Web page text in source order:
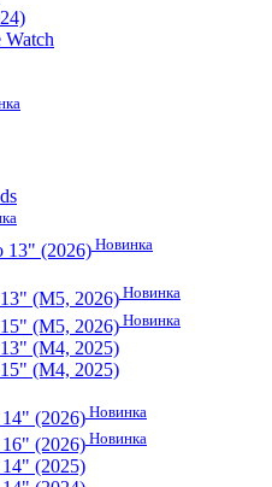
13" (2026) Новинка
(M5, 2026) Новинка
(M5, 2026) Новинка
(M4, 2025)
(M4, 2025)
(2026) Новинка
(2026) Новинка
(2025)